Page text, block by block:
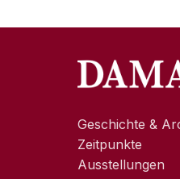
Geschichte &
Zeitpunkte
Ausstellungen